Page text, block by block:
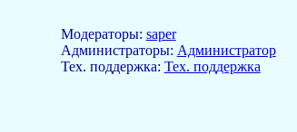
Модераторы: saper
Aдминистраторы: Администратор
Тех. поддержка: Тех. поддержка